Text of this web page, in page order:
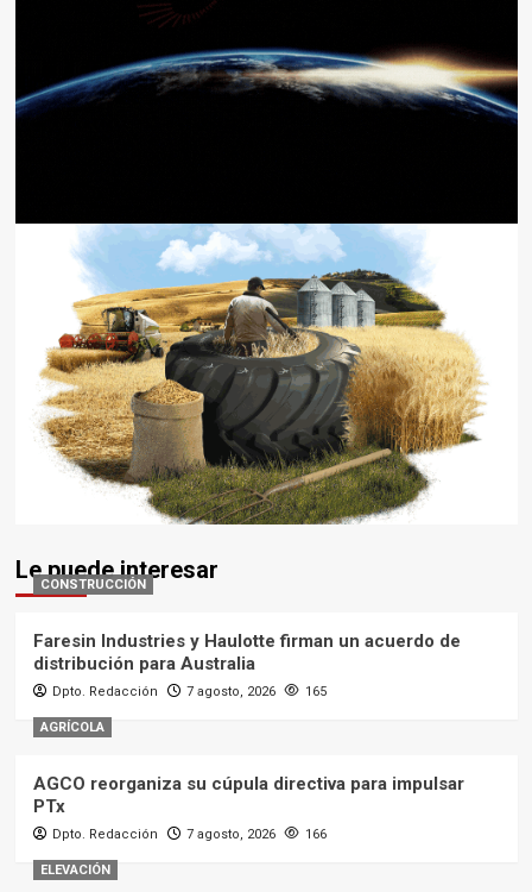
Le puede interesar
CONSTRUCCIÓN
Faresin Industries y Haulotte firman un acuerdo de
distribución para Australia
Dpto. Redacción 7 agosto, 2026 165
AGRÍCOLA
AGCO reorganiza su cúpula directiva para impulsar
PTx
Dpto. Redacción 7 agosto, 2026 166
ELEVACIÓN